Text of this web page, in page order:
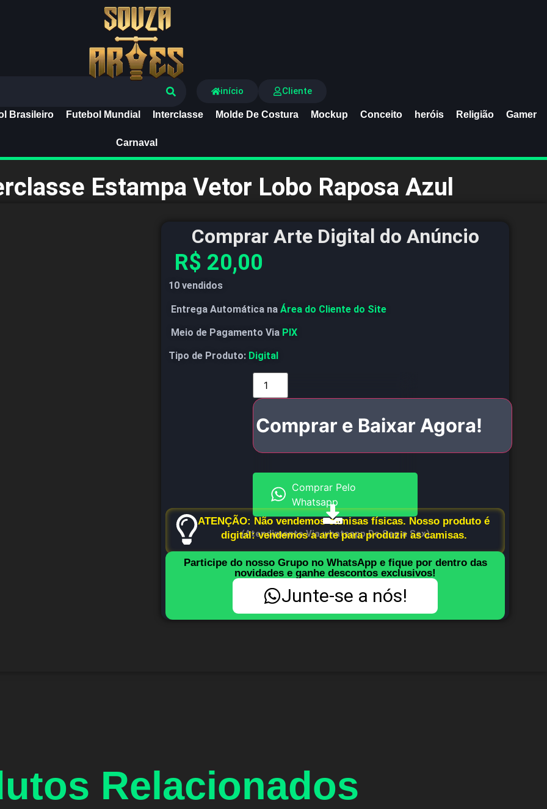
Brasileiro Futebol Mundial Interclasse Molde De Costura Mockup Conceito heróis Religião Gamer
Carnaval
início Cliente
Estampa Vetor Lobo Raposa Azul
Comprar Arte Digital do Anúncio
R$ 20,00
10 vendidos
Entrega Automática na Área do Cliente do Site
Meio de Pagamento Via PIX
Tipo de Produto: Digital
Comprar e Baixar Agora!
Comprar Pelo
Whatsapp
(Atendimento Via whatsapp De Seg a Sex)
ATENÇÃO: Não vendemos camisas físicas. Nosso produto é
digital: vendemos a arte para produzir as camisas.
Participe do nosso Grupo no WhatsApp e fique por dentro das
novidades e ganhe descontos exclusivos!
Junte-se a nós!
Relacionados